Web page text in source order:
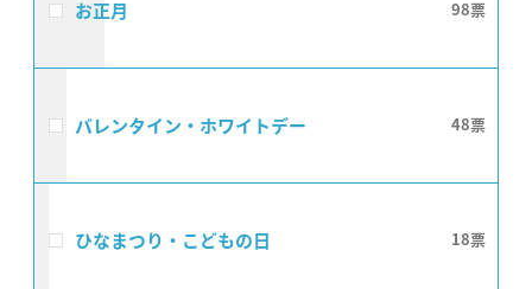
お正月 98
バレンタイン・ホワイトデー 48
ひなまつり・こどもの日 18